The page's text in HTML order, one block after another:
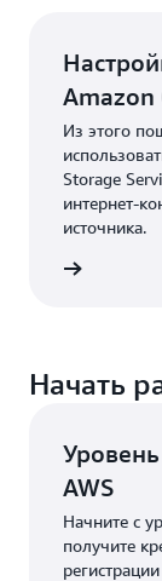
Amazon
Из этого
Storage
интернет-
источника.
Начать
AWS
Начните c
получите